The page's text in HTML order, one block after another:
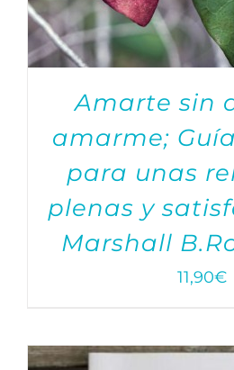
Amarte sin
amarme;
para unas
plenas y
Marshall
11,90€